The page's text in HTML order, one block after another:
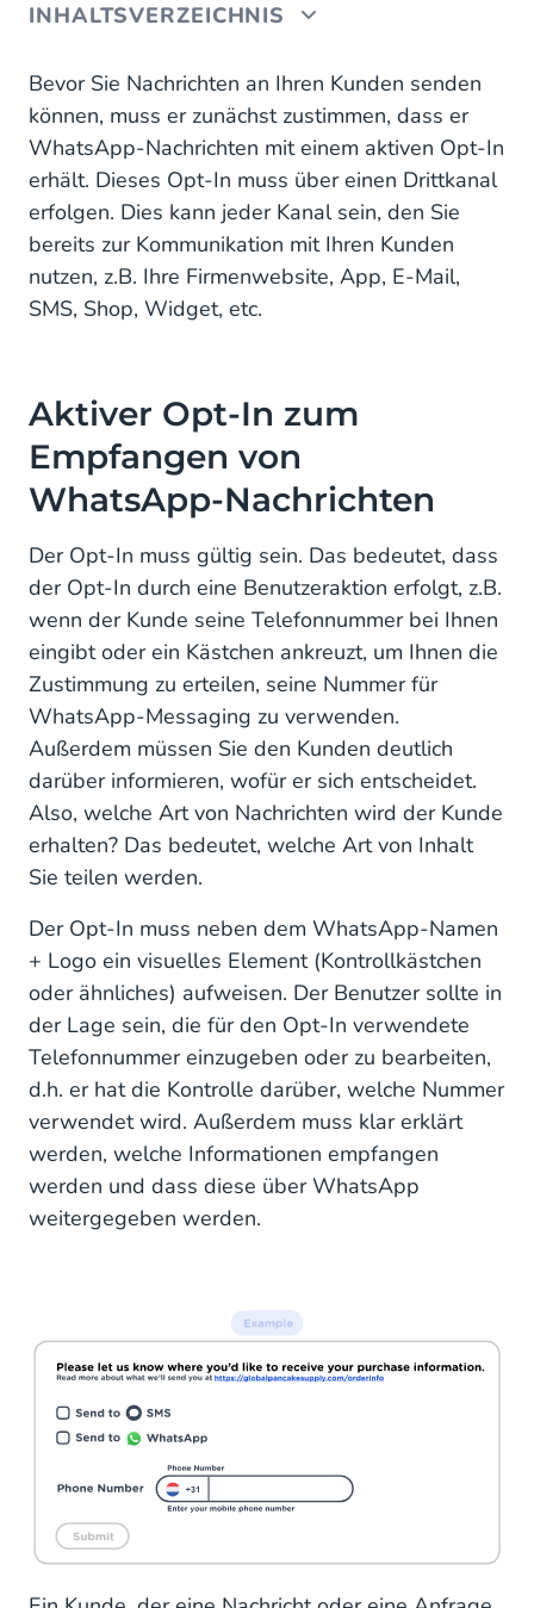
INHALTSVERZEICHNIS
Aktiver Opt-In zum Empfangen von WhatsApp-
Nachrichten
Bevor Sie Nachrichten an Ihren Kunden senden
können, muss er zunächst zustimmen, dass er
WhatsApp-Nachrichten mit einem aktiven Opt-In
erhält. Dieses Opt-In muss über einen Drittkanal
erfolgen. Dies kann jeder Kanal sein, den Sie
bereits zur Kommunikation mit Ihren Kunden
nutzen, z.B. Ihre Firmenwebsite, App, E-Mail,
SMS, Shop, Widget, etc.
Aktiver Opt-In zum
Empfangen von
WhatsApp-Nachrichten
Der Opt-In muss gültig sein. Das bedeutet, dass
der Opt-In durch eine Benutzeraktion erfolgt, z.B.
wenn der Kunde seine Telefonnummer bei Ihnen
eingibt oder ein Kästchen ankreuzt, um Ihnen die
Zustimmung zu erteilen, seine Nummer für
WhatsApp-Messaging zu verwenden.
Außerdem müssen Sie den Kunden deutlich
darüber informieren, wofür er sich entscheidet.
Also, welche Art von Nachrichten wird der Kunde
erhalten? Das bedeutet, welche Art von Inhalt
Sie teilen werden.
Der Opt-In muss neben dem WhatsApp-Namen
+ Logo ein visuelles Element (Kontrollkästchen
oder ähnliches) aufweisen. Der Benutzer sollte in
der Lage sein, die für den Opt-In verwendete
Telefonnummer einzugeben oder zu bearbeiten,
d.h. er hat die Kontrolle darüber, welche Nummer
verwendet wird. Außerdem muss klar erklärt
werden, welche Informationen empfangen
werden und dass diese über WhatsApp
weitergegeben werden.